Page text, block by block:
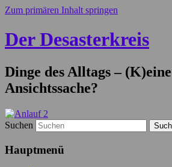
Zum primären Inhalt springen
Der Desasterkreis
Dinge des Alltags – (K)eine
Ansichtssache?
Suchen
Hauptmenü